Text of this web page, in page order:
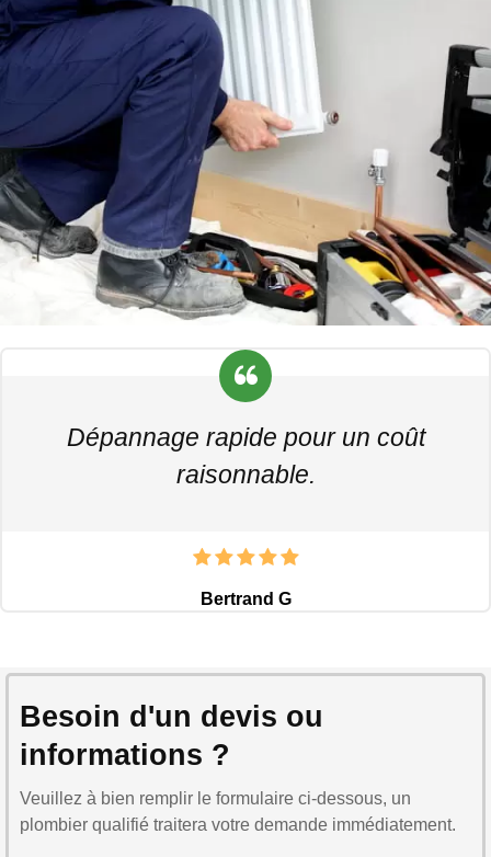
Dépannage rapide pour un coût
raisonnable.
Bertrand G
Besoin d'un devis ou
informations ?
Veuillez à bien remplir le formulaire ci-dessous, un
plombier qualifié traitera votre demande immédiatement.